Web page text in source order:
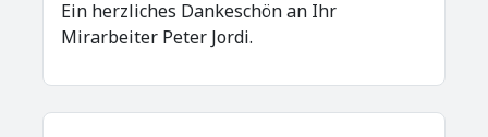
Ein herzliches Dankeschön an Ihr
Mirarbeiter Peter Jordi.